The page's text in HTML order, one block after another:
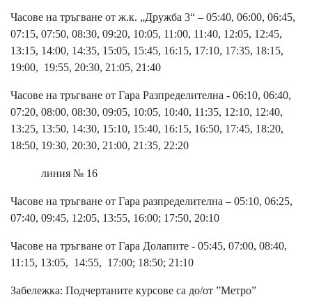
Часове на тръгване от ж.к. „Дружба 3“ – 05:40, 06:00, 06:45,
07:15, 07:50, 08:30, 09:20, 10:05, 11:00, 11:40, 12:05, 12:45,
13:15, 14:00, 14:35, 15:05, 15:45, 16:15, 17:10, 17:35, 18:15,
19:00, 19:55, 20:30, 21:05, 21:40
Часове на тръгване от Гара Разпределителна - 06:10, 06:40,
07:20, 08:00, 08:30, 09:05, 10:05, 10:40, 11:35, 12:10, 12:40,
13:25, 13:50, 14:30, 15:10, 15:40, 16:15, 16:50, 17:45, 18:20,
18:50, 19:30, 20:30, 21:00, 21:35, 22:20
линия № 16
Часове на тръгване от Гара разпределителна – 05:10, 06:25,
07:40, 09:45, 12:05, 13:55, 16:00; 17:50, 20:10
Часове на тръгване от Гара Долапите - 05:45, 07:00, 08:40,
11:15, 13:05, 14:55, 17:00; 18:50; 21:10
Забележка: Подчертаните курсове са до/от ”Метро”